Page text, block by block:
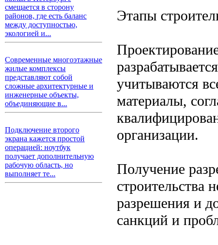
смещается в сторону
районов, где есть баланс
между доступностью,
экологией и...
Современные многоэтажные
жилые комплексы
представляют собой
сложные архитектурные и
инженерные объекты,
объединяющие в...
Подключение второго
экрана кажется простой
операцией: ноутбук
получает дополнительную
рабочую область, но
выполняет те...
Этапы
учитываются
материалы,
организации.
Получение
строительства
разрешения и
санкций и